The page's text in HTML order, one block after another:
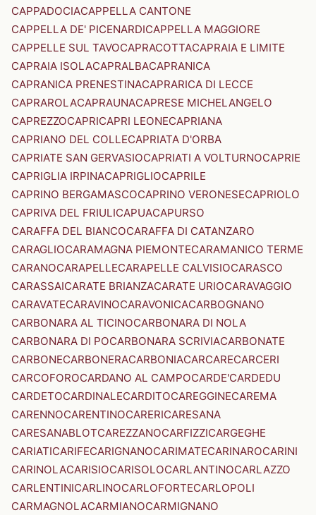
CAPPADOCIACAPPELLA CANTONE
CAPPELLA DE' PICENARDICAPPELLA MAGGIORE
CAPPELLE SUL TAVOCAPRACOTTACAPRAIA E LIMITE
CAPRAIA ISOLACAPRALBACAPRANICA
CAPRANICA PRENESTINACAPRARICA DI LECCE
CAPRAROLACAPRAUNACAPRESE MICHELANGELO
CAPREZZOCAPRICAPRI LEONECAPRIANA
CAPRIANO DEL COLLECAPRIATA D'ORBA
CAPRIATE SAN GERVASIOCAPRIATI A VOLTURNOCAPRIE
CAPRIGLIA IRPINACAPRIGLIOCAPRILE
CAPRINO BERGAMASCOCAPRINO VERONESECAPRIOLO
CAPRIVA DEL FRIULICAPUACAPURSO
CARAFFA DEL BIANCOCARAFFA DI CATANZARO
CARAGLIOCARAMAGNA PIEMONTECARAMANICO TERME
CARANOCARAPELLECARAPELLE CALVISIOCARASCO
CARASSAICARATE BRIANZACARATE URIOCARAVAGGIO
CARAVATECARAVINOCARAVONICACARBOGNANO
CARBONARA AL TICINOCARBONARA DI NOLA
CARBONARA DI POCARBONARA SCRIVIACARBONATE
CARBONECARBONERACARBONIACARCARECARCERI
CARCOFOROCARDANO AL CAMPOCARDE'CARDEDU
CARDETOCARDINALECARDITOCAREGGINECAREMA
CARENNOCARENTINOCARERICARESANA
CARESANABLOTCAREZZANOCARFIZZICARGEGHE
CARIATICARIFECARIGNANOCARIMATECARINAROCARINI
CARINOLACARISIOCARISOLOCARLANTINOCARLAZZO
CARLENTINICARLINOCARLOFORTECARLOPOLI
CARMAGNOLACARMIANOCARMIGNANO